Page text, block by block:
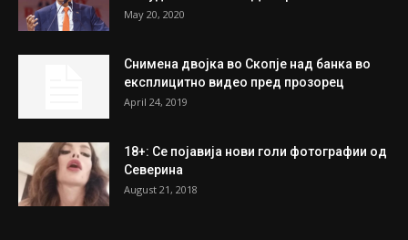
May 20, 2020
Снимена двојка во Скопје над банка во
експлицитно видео пред прозорец
April 24, 2019
18+: Се појавија нови голи фотографии од
Северина
August 21, 2018